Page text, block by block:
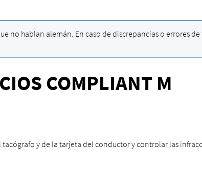
no hablan alemán. En caso de discrepancias o errores
COMPLIANT M
y de la tarjeta del conductor y controlar las